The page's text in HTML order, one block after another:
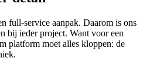
full-service aanpak. Daarom is ons
bij ieder project. Want voor een
platform moet alles kloppen: de